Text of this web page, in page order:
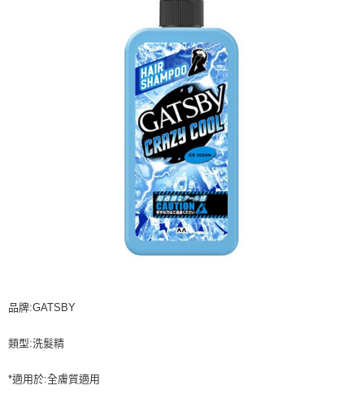
品牌:GATSBY
類型:洗髮精
*適用於:全膚質適用